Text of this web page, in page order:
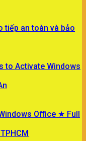
tiếp an toàn và bảo
to Activate Windows
Office ★ Full